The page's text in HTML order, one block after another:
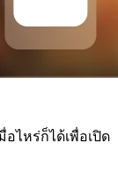
อไหร่ก็ได้เพื่อเปิด